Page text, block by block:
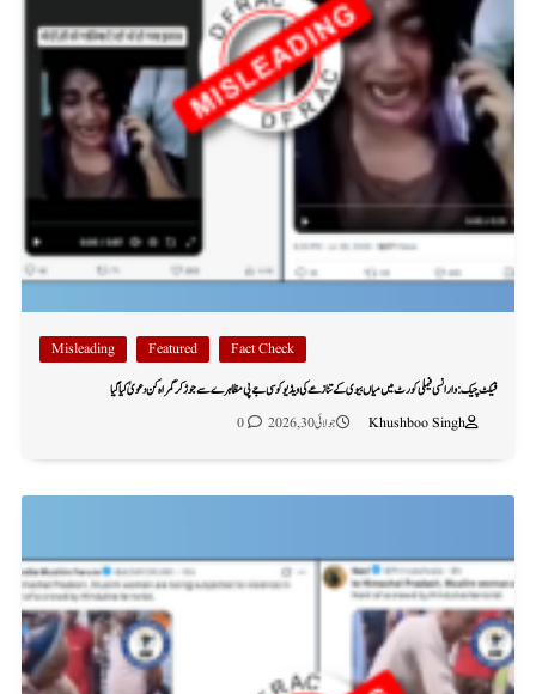
Fact Check
Featured
Misleading
فیکٹ چیک: وارانسی فیملی کورٹ میں میاں بیوی کے تنازعے کی ویڈیو کو سی جے پی مظاہرے سے جوڑ کر گمراہ کن دعویٰ کیا گیا
Khushboo Singh
جولائی 30, 2026 0